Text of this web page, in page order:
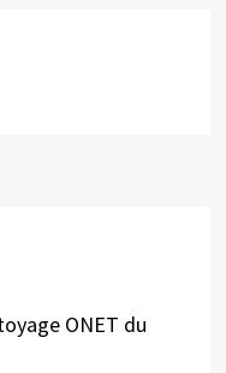
ONET du